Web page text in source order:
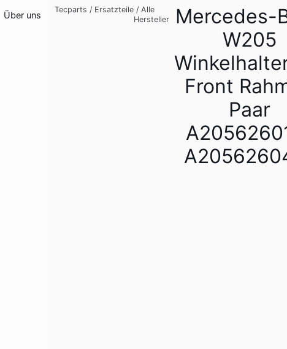
Über uns
Tecparts / Ersatzteile / Alle
Hersteller
Mercedes-
W205
Front
Paar